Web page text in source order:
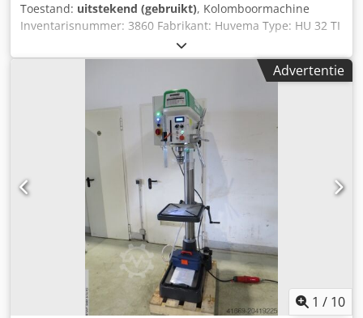
Toestand: uitstekend (gebruikt), Kolomboormachine
Inventarisnummer: 3860 Fabrikant: Huvema Type: HU 32 TI
* Boorcapaciteit in staal 32 mm * Draad snijden *
Spindelopname MK 4 * Overhang 350 mm * Boorweg 180
mm * Tafel: 560 x 560 mm * Zuildiameter 150 mm *
Toerental 65 - 2600 tpm * Automatische voorloop *
Draadsnijinrichting M 20 * Koelmiddelinrichting *
Machineverlichting Dodjzl T T Ejpfx Ah Seck *
Gereedschapsuitwerper * Beschermkap * Totaal
vermogensbehoefte 1,5 kW * Machinewicht ca. 460 kg. * In
zeer goede staat!!
Advertentie
1 / 10